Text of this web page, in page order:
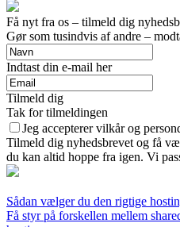
Få nyt fra os – tilmeld dig
Gør som tusindvis af andre –
Indtast din e-mail her
Tilmeld dig
Tak for tilmeldingen
Jeg accepterer vilkår og
Tilmeld dig nyhedsbrevet og få
du kan altid hoppe fra igen. Vi
Sådan vælger du den rigtige
Få styr på forskellen mellem